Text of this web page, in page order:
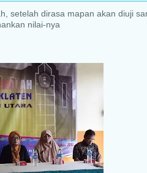
setelah dirasa mapan akan diuji
nilai-nya